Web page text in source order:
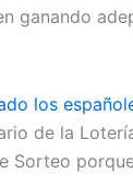
ganando
los
de la
Sorteo